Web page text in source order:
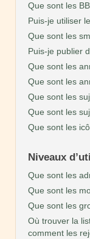
Que sont les
Puis-je utiliser
Que sont les
Puis-je publier
Que sont les
Que sont les
Que sont les
Que sont les
Que sont les
Niveaux
Que sont les
Que sont les
Que sont les
Où trouver la
comment les